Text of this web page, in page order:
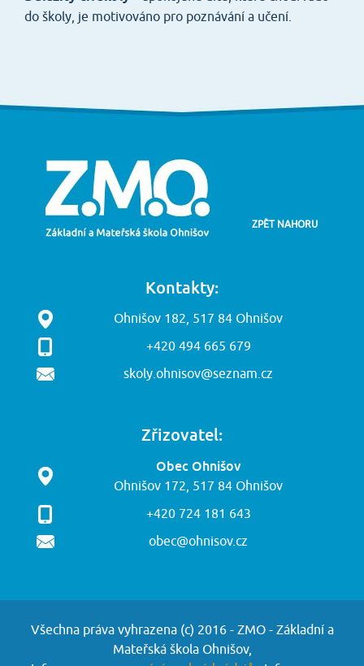
do školy, je motivováno pro poznávání a učení.
Kontakty:
Ohnišov 182, 517 84 Ohnišov
+420 494 665 679
skoly.ohnisov@seznam.cz
Zřizovatel:
Obec Ohnišov
Ohnišov 172, 517 84 Ohnišov
+420 724 181 643
obec@ohnisov.cz
ZPĚT NAHORU
Všechna práva vyhrazena (c) 2016 - ZMO - Základní a
Mateřská škola Ohnišov,